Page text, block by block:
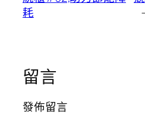
耗
留言
發佈留言